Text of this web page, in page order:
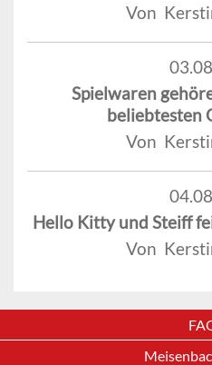
Von
Spielwaren
beliebtesten
Von
Hello Kitty und Steiff
Von